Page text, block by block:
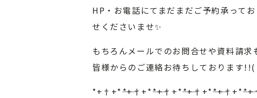
HP・お電話にてまだまだご予約承って
せくださいませ✨
もちろんメールでのお問合せや資料請
皆様からのご連絡お待ちしております